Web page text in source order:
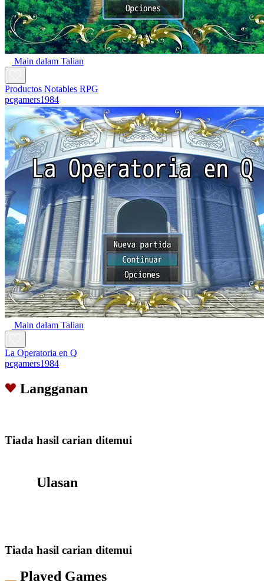
Main dalam Talian
Productos Notables RPG
pcgamers1984
Main dalam Talian
La Operatoria en Q
pcgamers1984
Langganan
Tiada hasil carian ditemui
Ulasan
Tiada hasil carian ditemui
Played Games